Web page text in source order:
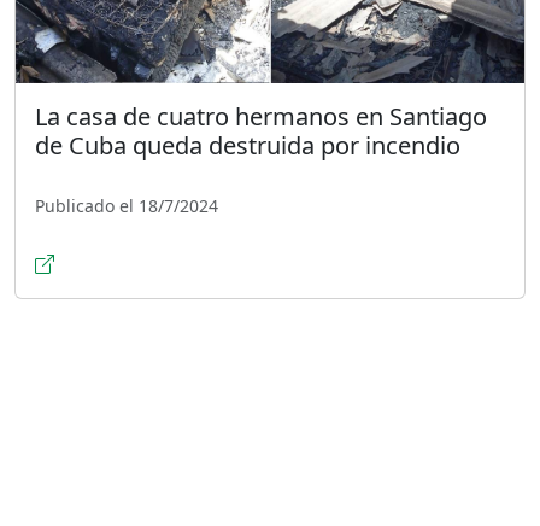
La casa de cuatro hermanos en Santiago
de Cuba queda destruida por incendio
Publicado el 18/7/2024